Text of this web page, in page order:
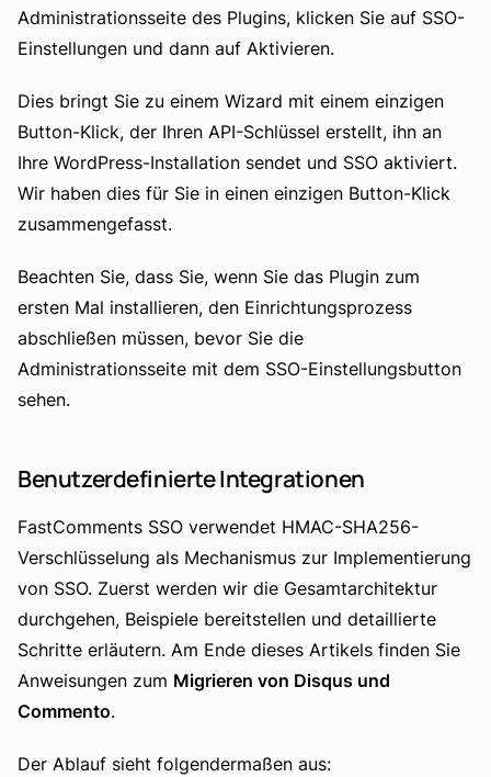
Administrationsseite des Plugins, klicken Sie auf SSO-
Einstellungen und dann auf Aktivieren.
Dies bringt Sie zu einem Wizard mit einem einzigen
Button-Klick, der Ihren API-Schlüssel erstellt, ihn an
Ihre WordPress-Installation sendet und SSO aktiviert.
Wir haben dies für Sie in einen einzigen Button-Klick
zusammengefasst.
Beachten Sie, dass Sie, wenn Sie das Plugin zum
ersten Mal installieren, den Einrichtungsprozess
abschließen müssen, bevor Sie die
Administrationsseite mit dem SSO-Einstellungsbutton
sehen.
Benutzerdefinierte Integrationen
FastComments SSO verwendet HMAC-SHA256-
Verschlüsselung als Mechanismus zur Implementierung
von SSO. Zuerst werden wir die Gesamtarchitektur
durchgehen, Beispiele bereitstellen und detaillierte
Schritte erläutern. Am Ende dieses Artikels finden Sie
Anweisungen zum Migrieren von Disqus und
Commento.
Der Ablauf sieht folgendermaßen aus: